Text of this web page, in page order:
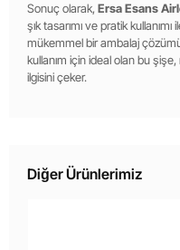
Sonuç olarak, Ersa Esans
şık tasarımı ve pratik
mükemmel bir ambalaj
kullanım için ideal olan bu şişe,
ilgisini çeker.
Diğer Ürünlerimiz